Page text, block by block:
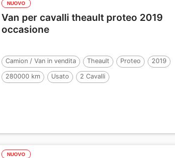
NUOVO
Van per cavalli theault proteo 2019
occasione
Camion / Van in vendita Theault Proteo 2019
280000 km Usato 2 Cavalli
NUOVO